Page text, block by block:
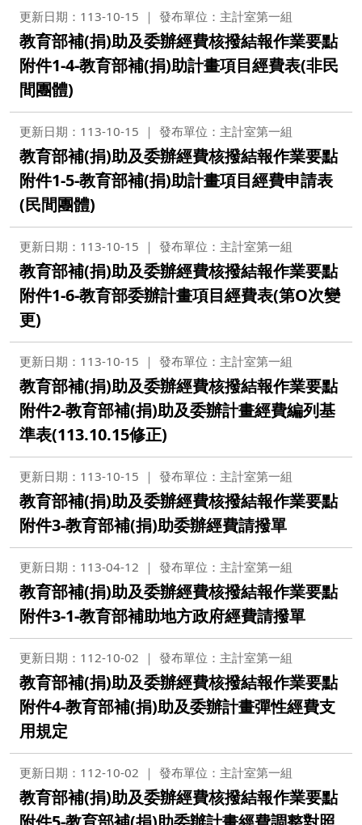
更新日期：113-10-15 發布單位：主計室第一組
教育部補(捐)助及委辦經費核撥結報作業要點
附件1-4-教育部補(捐)助計畫項目經費表(非民
間團體)
更新日期：113-10-15 發布單位：主計室第一組
教育部補(捐)助及委辦經費核撥結報作業要點
附件1-5-教育部補(捐)助計畫項目經費申請表
(民間團體)
更新日期：113-10-15 發布單位：主計室第一組
教育部補(捐)助及委辦經費核撥結報作業要點
附件1-6-教育部委辦計畫項目經費表(第O次變
更)
更新日期：113-10-15 發布單位：主計室第一組
教育部補(捐)助及委辦經費核撥結報作業要點
附件2-教育部補(捐)助及委辦計畫經費編列基
準表(113.10.15修正)
更新日期：113-10-15 發布單位：主計室第一組
教育部補(捐)助及委辦經費核撥結報作業要點
附件3-教育部補(捐)助委辦經費請撥單
更新日期：113-04-12 發布單位：主計室第一組
教育部補(捐)助及委辦經費核撥結報作業要點
附件3-1-教育部補助地方政府經費請撥單
更新日期：112-10-02 發布單位：主計室第一組
教育部補(捐)助及委辦經費核撥結報作業要點
附件4-教育部補(捐)助及委辦計畫彈性經費支
用規定
更新日期：112-10-02 發布單位：主計室第一組
教育部補(捐)助及委辦經費核撥結報作業要點